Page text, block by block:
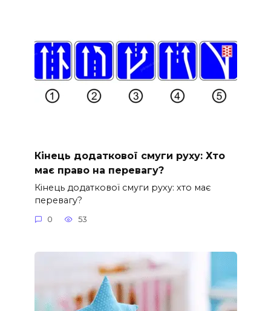
Кінець додаткової смуги руху: Хто
має право на перевагу?
Кінець додаткової смуги руху: хто має
перевагу?
0 53